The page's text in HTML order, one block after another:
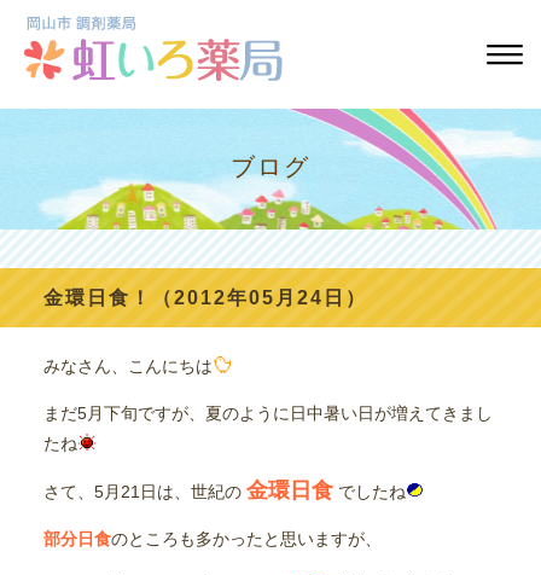
ブログ
金環日食！（2012年05月24日）
みなさん、こんにちは
まだ5月下旬ですが、夏のように日中暑い日が増えてきまし
たね
さて、5月21日は、世紀の 金環日食でしたね
部分日食のところも多かったと思いますが、